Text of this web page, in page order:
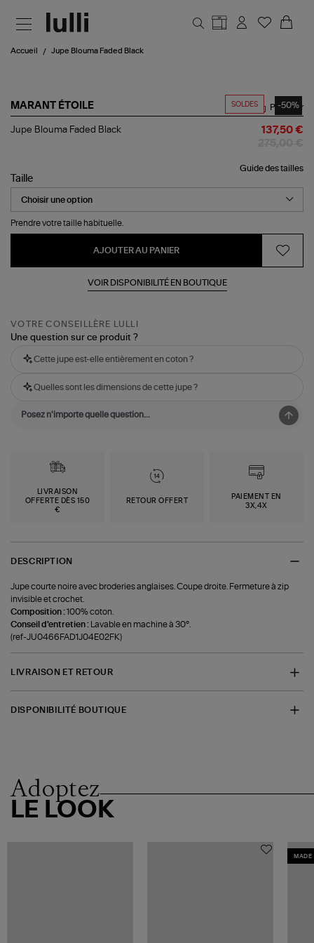
Accueil Jupe Blouma Faded Black
SOLDES -50%
MARANT ÉTOILE
Jupe
Partager
Jupe Blouma Faded Black 137,50 €
Guide des tailles
Taille
Prendre votre taille habituelle.
AJOUTER AU PANIER
VOIR DISPONIBILITÉ EN BOUTIQUE
VOTRE CONSEILLÈRE LULLI
Une question sur ce produit ?
Cette jupe est-elle entièrement en coton ?
Quelles sont les dimensions de cette jupe ?
LIVRAISON
OFFERTE DÈS 150
€
RETOUR OFFERT
PAIEMENT EN
3X,4X
DESCRIPTION
Jupe courte noire avec broderies anglaises. Coupe droite. Fermeture à zip
invisible et crochet.
Composition :100% coton.
Conseil d'entretien : Lavable en machine à 30°.
(ref-JU0466FAD1J04E02FK)
LIVRAISON ET RETOUR
DISPONIBILITÉ BOUTIQUE
Adoptez
LE LOOK
MADE